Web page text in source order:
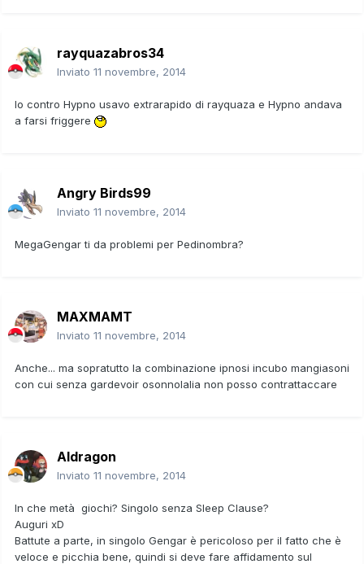
rayquazabros34
Inviato 11 novembre, 2014
Io contro Hypno usavo extrarapido di rayquaza e Hypno andava
a farsi friggere
Angry Birds99
Inviato 11 novembre, 2014
MegaGengar ti da problemi per Pedinombra?
MAXMAMT
Inviato 11 novembre, 2014
Anche... ma sopratutto la combinazione ipnosi incubo mangiasoni
con cui senza gardevoir osonnolalia non posso contrattaccare
Aldragon
Inviato 11 novembre, 2014
In che metà giochi? Singolo senza Sleep Clause?
Auguri xD
Battute a parte, in singolo Gengar è pericoloso per il fatto che è
veloce e picchia bene, quindi si deve fare affidamento sul